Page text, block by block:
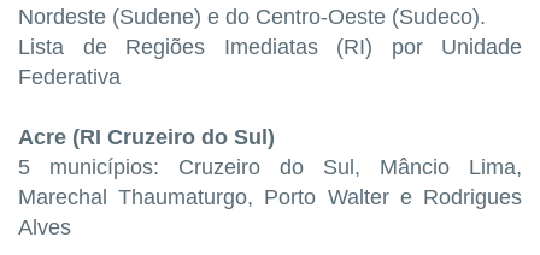
Nordeste (Sudene) e do Centro-Oeste (Sudeco).
Lista de Regiões Imediatas (RI) por Unidade
Federativa
Acre (RI Cruzeiro do Sul)
5 municípios: Cruzeiro do Sul, Mâncio Lima,
Marechal Thaumaturgo, Porto Walter e Rodrigues
Alves